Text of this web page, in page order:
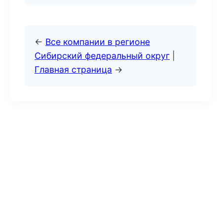
← Все компании в регионе
Сибирский федеральный округ
Главная страница →